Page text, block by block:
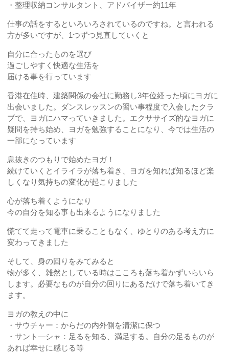
・整理収納コンサルタント、アドバイザー約11年
仕事の話をするといろいろされているのですね。と言われる
方が多いですが、1つずつ見直していくと
自分に合ったものを選び
過ごしやすく快適な生活を
届ける事を行っています
香港在住時、建築関係の会社に勤務し3年位経った頃にヨガに
出会いました。ダンスレッスンの習い事程度で入会したクラ
ブで、ヨガにハマっていきました。エクササイズ的なヨガに
疑問を持ち始め、ヨガを勉強することになり、今では生活の
一部になっています
息抜きのつもりで始めたヨガ！
続けていくとイライラが落ち着き、ヨガを知れば知るほど楽
しくなり気持ちの変化が起こりました
心が落ち着くようになり
今の自分を知る事も出来るようになりました
慌てて走って電車に乗ることもなく、ゆとりのある考え方に
変わってきました
そして、身の回りをみてみると
物が多く、雑然としている時はこころも落ち着かずいらいら
します。必要なものが自分の回りにあるだけで落ち着いてき
ます。
ヨガの教えの中に
・サウチャー：からだの内外側を清潔に保つ
・サント―シャ：足るを知る、満足する。自分の足るものが
あれば幸せに感じる等